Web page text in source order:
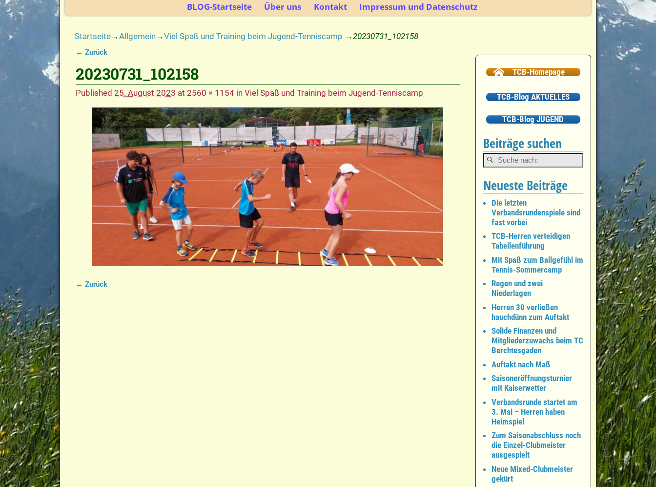
BLOG-Startseite Über uns Kontakt Impressum und Datenschutz
Startseite→Allgemein→Viel Spaß und Training beim Jugend-Tenniscamp →20230731_102158
← Zurück
20230731_102158
Published 25. August 2023 at 2560 × 1154in Viel Spaß und Training beim Jugend-Tenniscamp
← Zurück
TCB-Homepage
TCB-Blog AKTUELLES
TCB-Blog JUGEND
Beiträge suchen
Neueste Beiträge
Die letzten
Verbandsrundenspiele sind
fast vorbei
TCB-Herren verteidigen
Tabellenführung
Mit Spaß zum Ballgefühl im
Tennis-Sommercamp
Regen und zwei
Niederlagen
Herren 30 verließen
hauchdünn zum Auftakt
Solide Finanzen und
Mitgliederzuwachs beim TC
Berchtesgaden
Auftakt nach Maß
Saisoneröffnungsturnier
mit Kaiserwetter
Verbandsrunde startet am
3. Mai – Herren haben
Heimspiel
Zum Saisonabschluss noch
die Einzel-Clubmeister
ausgespielt
Neue Mixed-Clubmeister
gekürt